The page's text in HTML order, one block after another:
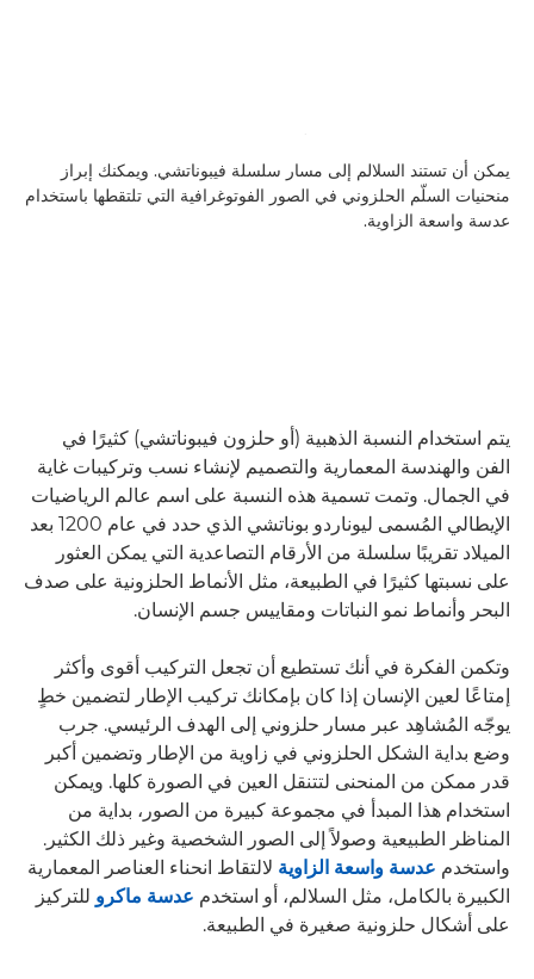
يمكن أن تستند السلالم إلى مسار سلسلة فيبوناتشي. ويمكنك إبراز
منحنيات السلّم الحلزوني في الصور الفوتوغرافية التي تلتقطها باستخدام
عدسة واسعة الزاوية.
يتم استخدام النسبة الذهبية (أو حلزون فيبوناتشي) كثيرًا في
الفن والهندسة المعمارية والتصميم لإنشاء نسب وتركيبات غاية
في الجمال. وتمت تسمية هذه النسبة على اسم عالم الرياضيات
الإيطالي المُسمى ليوناردو بوناتشي الذي حدد في عام 1200 بعد
الميلاد تقريبًا سلسلة من الأرقام التصاعدية التي يمكن العثور
على نسبتها كثيرًا في الطبيعة، مثل الأنماط الحلزونية على صدف
البحر وأنماط نمو النباتات ومقاييس جسم الإنسان.
وتكمن الفكرة في أنك تستطيع أن تجعل التركيب أقوى وأكثر
إمتاعًا لعين الإنسان إذا كان بإمكانك تركيب الإطار لتضمين خطٍ
يوجّه المُشاهِد عبر مسار حلزوني إلى الهدف الرئيسي. جرب
وضع بداية الشكل الحلزوني في زاوية من الإطار وتضمين أكبر
قدر ممكن من المنحنى لتتنقل العين في الصورة كلها. ويمكن
استخدام هذا المبدأ في مجموعة كبيرة من الصور، بداية من
المناظر الطبيعية وصولاً إلى الصور الشخصية وغير ذلك الكثير.
واستخدم عدسة واسعة الزاوية لالتقاط انحناء العناصر المعمارية
الكبيرة بالكامل، مثل السلالم، أو استخدم عدسة ماكرو للتركيز
على أشكال حلزونية صغيرة في الطبيعة.